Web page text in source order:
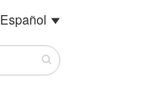
Español 